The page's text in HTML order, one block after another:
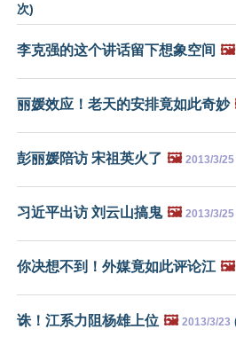
次)
李克强的这个讲话留下想象空间 🖼️
丽媛效应！老天的安排竟如此奇妙
彭丽媛陪访 宋祖英火了 🖼️ 2013/3/25
习近平出访 刘云山搞鬼 🖼️ 2013/3/25
你决想不到！外媒竟如此评论江 🖼️
诛！江系力阻杨雄上位 🖼️ 2013/3/23